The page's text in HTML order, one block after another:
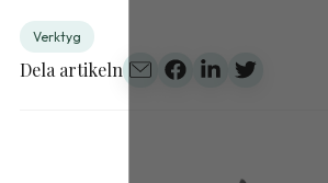
Verktyg
Dela artikeln